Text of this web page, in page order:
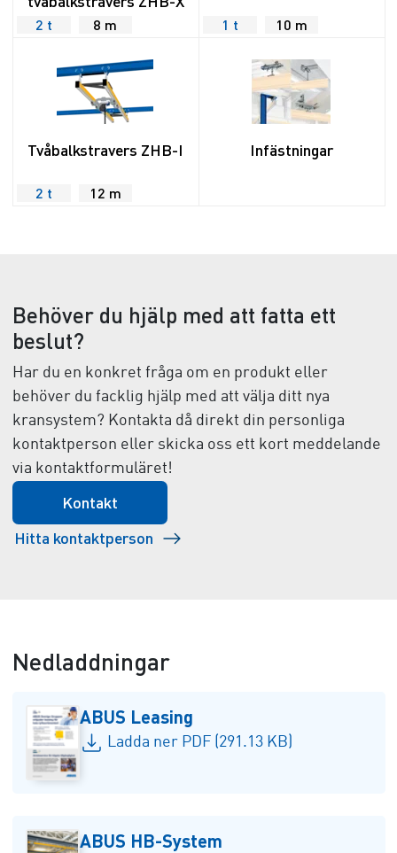
2 t 8 m 1 t 10 m
Tvåbalkstravers ZHB-I
2 t 12 m
Infästningar
Behöver du hjälp med att fatta ett
beslut?
Har du en konkret fråga om en produkt eller
behöver du facklig hjälp med att välja ditt nya
kransystem? Kontakta då direkt din personliga
kontaktperson eller skicka oss ett kort meddelande
via kontaktformuläret!
Kontakt
Hitta kontaktperson
Nedladdningar
ABUS Leasing
Ladda ner PDF (291.13 KB)
ABUS HB-System